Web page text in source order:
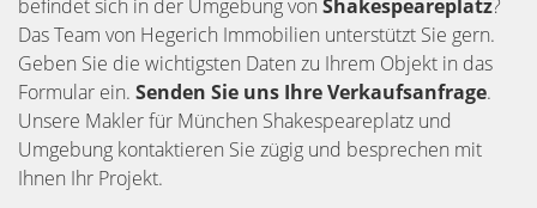
befindet sich in der Umgebung von Shakespeareplatz?
Das Team von Hegerich Immobilien unterstützt Sie gern.
Geben Sie die wichtigsten Daten zu Ihrem Objekt in das
Formular ein. Senden Sie uns Ihre Verkaufsanfrage.
Unsere Makler für München Shakespeareplatz und
Umgebung kontaktieren Sie zügig und besprechen mit
Ihnen Ihr Projekt.